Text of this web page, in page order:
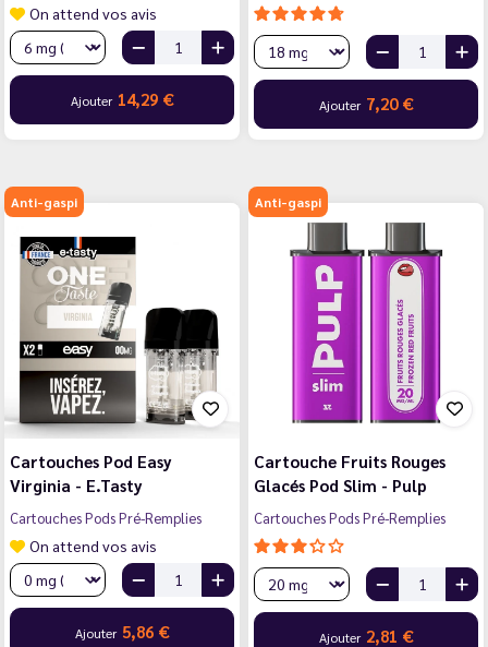
On attend vos avis
Ajouter 14,29 € Ajouter 7,20 €
Anti-gaspi
Cartouches Pod Easy
Virginia - E.Tasty
Cartouches Pods Pré-Remplies
On attend vos avis
Ajouter 5,86 €
Anti-gaspi
Cartouche Fruits Rouges
Glacés Pod Slim - Pulp
Cartouches Pods Pré-Remplies
Ajouter 2,81 €